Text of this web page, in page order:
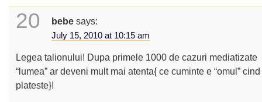
20 bebe says:
July 15, 2010 at 10:15 am
Legea talionului! Dupa primele 1000 de cazuri mediatizate
“lumea” ar deveni mult mai atenta{ ce cuminte e “omul”
plateste}!